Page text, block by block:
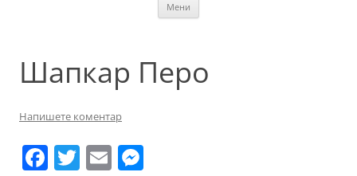
Мени
Шапкар Перо
Напишете коментар
F T E